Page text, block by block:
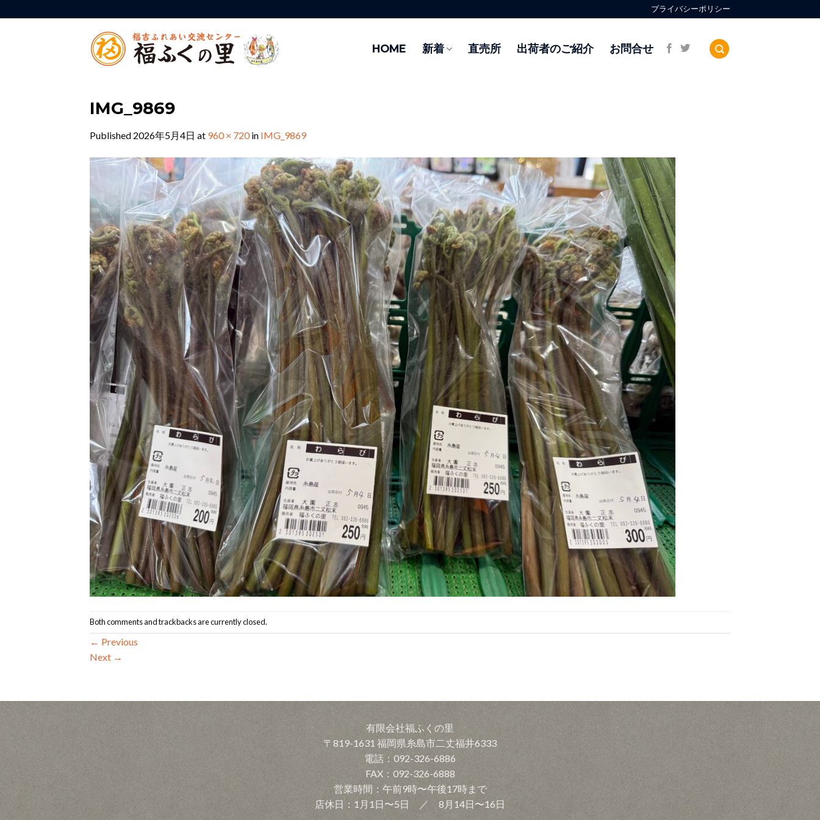
to
プライバシーポリシー
HOME 新着 直売所 出荷者のご紹介 お問合せ
IMG_9869
Published 2026年5月4日 at 960 × 720in IMG_9869
Both comments and trackbacks are currently closed.
← Previous
Next →
有限会社福ふくの里
〒819-1631 福岡県糸島市二丈福井6333
電話：092-326-6886
FAX：092-326-6888
営業時間：午前9時〜午後17時まで
店休日：1月1日〜5日 ／ 8月14日〜16日